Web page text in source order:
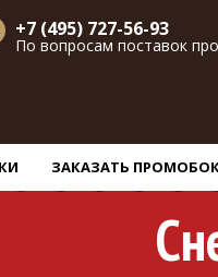
+7 (495) 727-56-93
По вопросам поставок
ЗАКАЗАТЬ